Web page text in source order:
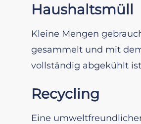
Haushaltsmüll
Kleine Mengen
gesammelt und mit
vollständig abgekühlt
Recycling
Eine